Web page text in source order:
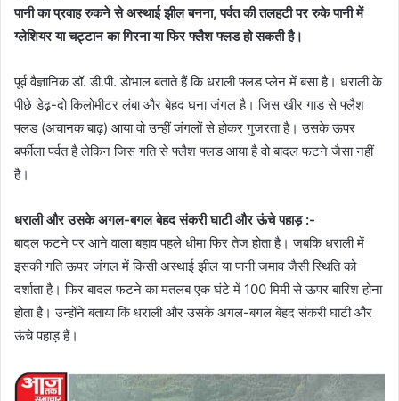
पानी का प्रवाह रुकने से अस्थाई झील बनना, पर्वत की तलहटी पर रुके पानी में
ग्लेशियर या चट्टान का गिरना या फिर फ्लैश फ्लड हो सकती है।
पूर्व वैज्ञानिक डॉ. डी.पी. डोभाल बताते हैं कि धराली फ्लड प्लेन में बसा है। धराली के
पीछे डेढ़-दो किलोमीटर लंबा और बेहद घना जंगल है। जिस खीर गाड से फ्लैश
फ्लड (अचानक बाढ़) आया वो उन्हीं जंगलों से होकर गुजरता है। उसके ऊपर
बर्फीला पर्वत है लेकिन जिस गति से फ्लैश फ्लड आया है वो बादल फटने जैसा नहीं
है।
धराली और उसके अगल-बगल बेहद संकरी घाटी और ऊंचे पहाड़ :-
बादल फटने पर आने वाला बहाव पहले धीमा फिर तेज होता है। जबकि धराली में
इसकी गति ऊपर जंगल में किसी अस्थाई झील या पानी जमाव जैसी स्थिति को
दर्शाता है। फिर बादल फटने का मतलब एक घंटे में 100 मिमी से ऊपर बारिश होना
होता है। उन्होंने बताया कि धराली और उसके अगल-बगल बेहद संकरी घाटी और
ऊंचे पहाड़ हैं।